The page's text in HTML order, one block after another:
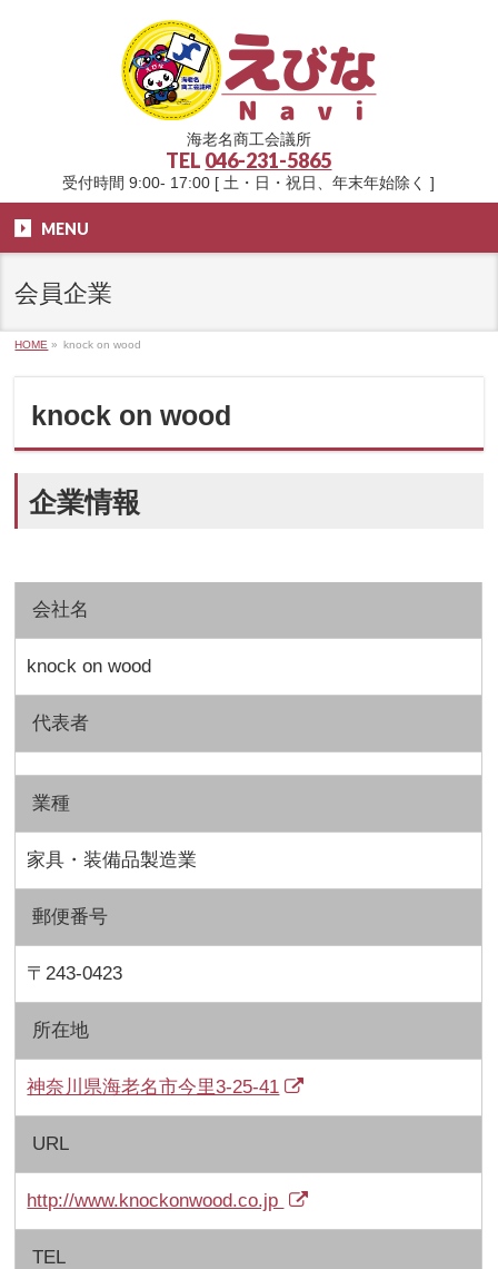
海老名商工会議所
TEL 046-231-5865
受付時間 9:00- 17:00 [ 土・日・祝日、年末年始除く ]
MENU
会員企業
HOME » knock on wood
knock on wood
企業情報
会社名
knock on wood
代表者
業種
家具・装備品製造業
郵便番号
〒243-0423
所在地
神奈川県海老名市今里3-25-41
URL
http://www.knockonwood.co.jp
TEL